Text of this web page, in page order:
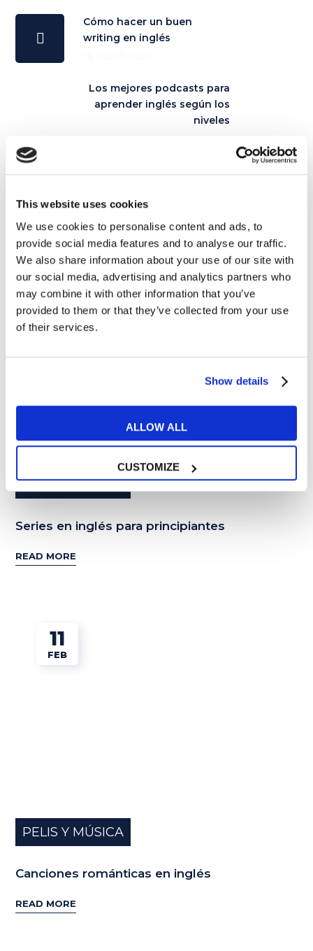
This website uses cookies
We use cookies to personalise content and ads, to
provide social media features and to analyse our traffic.
We also share information about your use of our site with
our social media, advertising and analytics partners who
may combine it with other information that you’ve
provided to them or that they’ve collected from your use
of their services.
Show details
ALLOW ALL
CUSTOMIZE
Cómo hacer un buen
writing en inglés
Los mejores podcasts para
aprender inglés según los
niveles
Artículos relacionados
28
OCT
PELIS Y MÚSICA
Series en inglés para principiantes
READ MORE
11
FEB
PELIS Y MÚSICA
Canciones románticas en inglés
READ MORE